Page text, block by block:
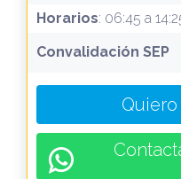
Horarios: 06:45 a
Convalidación SEP